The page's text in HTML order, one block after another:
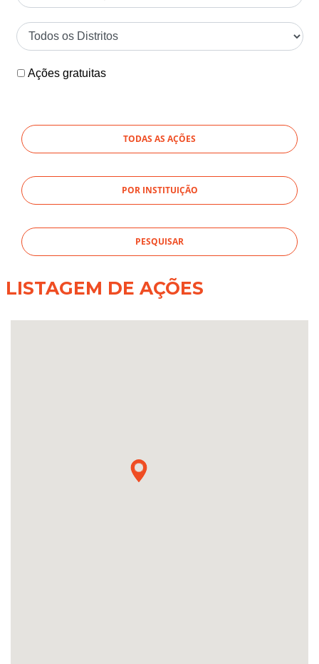
Ações gratuitas
TODAS AS AÇÕES
POR INSTITUIÇÃO
LISTAGEM DE AÇÕES